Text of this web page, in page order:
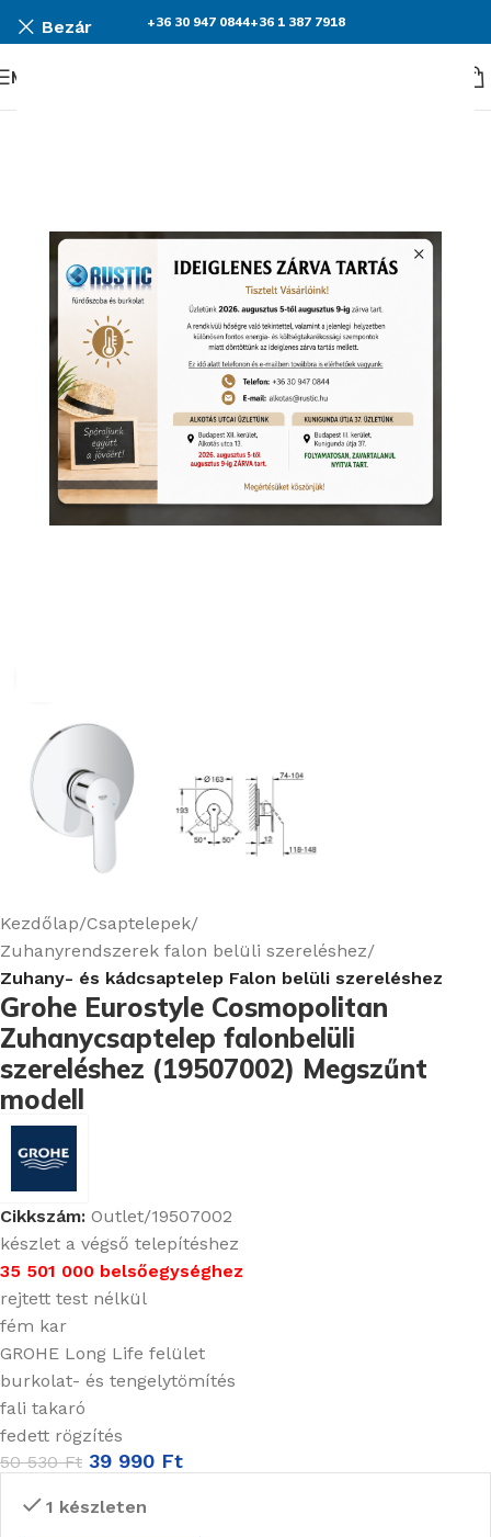
Bezár +36 30 947 0844+36 1 387 7918
Menü
Kezdőlap Csaptelepek
Zuhanyrendszerek falon belüli szereléshez
Zuhany- és kádcsaptelep Falon belüli szereléshez
Grohe Eurostyle Cosmopolitan
Zuhanycsaptelep falonbelüli
szereléshez (19507002) Megszűnt
modell
Cikkszám: Outlet/19507002
készlet a végső telepítéshez
35 501 000 belsőegységhez
rejtett test nélkül
fém kar
GROHE Long Life felület
burkolat- és tengelytömítés
fali takaró
fedett rögzítés
50 530Ft 39 990 Ft
1 készleten